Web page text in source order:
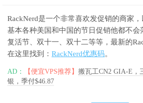
RackNerd是一个非常喜欢发促销的商家，
基本各种美国和中国的节日促销他都不会
复活节、双十一、双十二等等，最新的
在这里找到： RackNerd优惠码。
AD： 【便宜VPS推荐】 搬瓦工CN2 GIA-E，
银，季付$46.87